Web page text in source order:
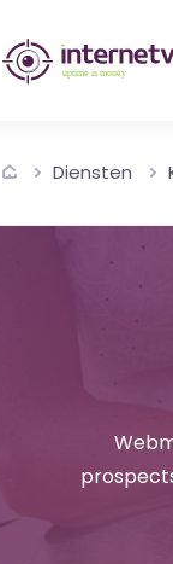
-
Uptime
is
Diensten